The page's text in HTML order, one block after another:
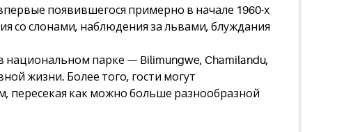
появившегося примерно в начале 1960-х
со слонами, наблюдения за львами, блуждания
парке — Bilimungwe, Chamilandu,
жизни. Более того, гости могут
пересекая как можно больше разнообразной